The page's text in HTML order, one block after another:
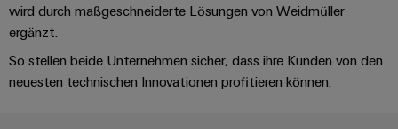
Configurator
Digital
wird durch maßgeschneiderte Lösungen von Weidmüller
ergänzt.
So stellen beide Unternehmen sicher, dass ihre Kunden von den
neuesten technischen Innovationen profitieren können.